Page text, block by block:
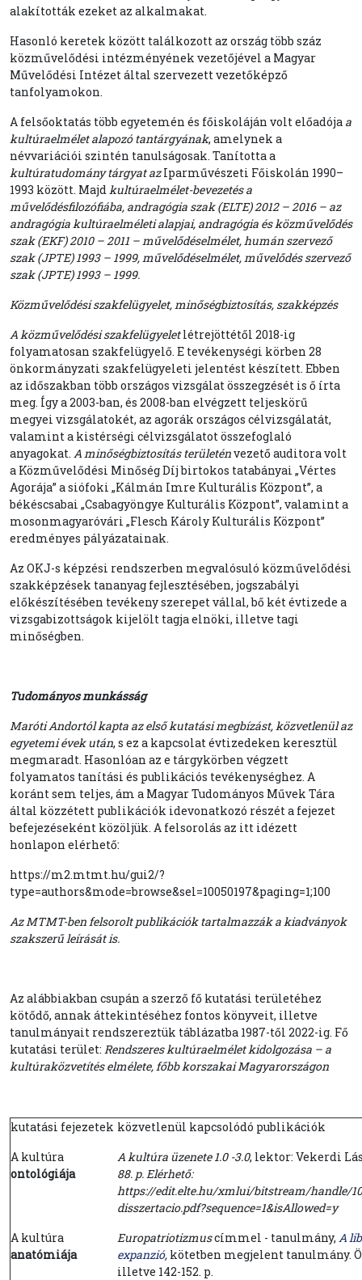
alakították ezeket az alkalmakat.
Hasonló keretek között találkozott az ország több száz
közművelődési intézményének vezetőjével a Magyar
Művelődési Intézet által szervezett vezetőképző
tanfolyamokon.
A felsőoktatás több egyetemén és főiskoláján volt előadója a
kultúraelmélet alapozó tantárgyának, amelynek a
névvariációi szintén tanulságosak. Tanította a
kultúratudomány tárgyat azIparművészeti Főiskolán 1990–
1993 között. Majd kultúraelmélet-bevezetés a
művelődésfilozófiába, andragógia szak (ELTE) 2012 – 2016 – az
andragógia kultúraelméleti alapjai, andragógia és közművelődés
szak (EKF) 2010 – 2011 – művelődéselmélet, humán szervező
szak (JPTE) 1993 – 1999, művelődéselmélet, művelődés szervező
szak (JPTE) 1993 – 1999.
Közművelődési szakfelügyelet, minőségbiztosítás, szakképzés
A közművelődési szakfelügyeletlétrejöttétől 2018-ig
folyamatosan szakfelügyelő. E tevékenységi körben 28
önkormányzati szakfelügyeleti jelentést készített. Ebben
az időszakban több országos vizsgálat összegzését is ő írta
meg. Így a 2003-ban, és 2008-ban elvégzett teljeskörű
megyei vizsgálatokét, az agorák országos célvizsgálatát,
valamint a kistérségi célvizsgálatot összefoglaló
anyagokat. A minőségbiztosítás területénvezető auditora volt
a Közművelődési Minőség Díj birtokos tatabányai „Vértes
Agorája” a siófoki „Kálmán Imre Kulturális Központ”, a
békéscsabai „Csabagyöngye Kulturális Központ”, valamint a
mosonmagyaróvári „Flesch Károly Kulturális Központ”
eredményes pályázatainak.
Az OKJ-s képzési rendszerben megvalósuló közművelődési
szakképzések tananyag fejlesztésében, jogszabályi
előkészítésében tevékeny szerepet vállal, bő két évtizede a
vizsgabizottságok kijelölt tagja elnöki, illetve tagi
minőségben.
Tudományos munkásság
Maróti Andortól kapta az első kutatási megbízást, közvetlenül az
egyetemi évek után, s ez a kapcsolat évtizedeken keresztül
megmaradt. Hasonlóan az e tárgykörben végzett
folyamatos tanítási és publikációs tevékenységhez. A
koránt sem teljes, ám a Magyar Tudományos Művek Tára
által közzétett publikációk idevonatkozó részét a fejezet
befejezéseként közöljük. A felsorolás az itt idézett
honlapon elérhető:
https://m2.mtmt.hu/gui2/?
type=authors&mode=browse&sel=10050197&paging=1;100
Az MTMT-ben felsorolt publikációk tartalmazzák a kiadványok
szakszerű leírását is.
Az alábbiakban csupán a szerző fő kutatási területéhez
kötődő, annak áttekintéséhez fontos könyveit, illetve
tanulmányait rendszereztük táblázatba 1987-től 2022-ig. Fő
kutatási terület: Rendszeres kultúraelmélet kidolgozása – a
kultúraközvetítés elmélete, főbb korszakai Magyarországon
kutatási fejezetek közvetlenül kapcsolódó publikációk
A kultúra
ontológiája
A kultúra üzenete 1.0 -3.0, lektor: Vekerdi
88. p. Elérhető:
https://edit.elte.hu/xmlui/bitstream/handle/
disszertacio.pdf?sequence=1&isAllowed=y
A kultúra
anatómiája
Europatriotizmuscímmel - tanulmány, A
expanzió, kötetben megjelent tanulmány.
illetve 142-152. p.